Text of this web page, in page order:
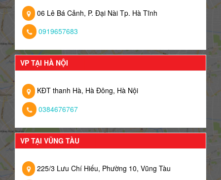
06 Lê Bá Cảnh, P. Đại Nài Tp. Hà Tĩnh
0919657683
VP TẠI HÀ NỘI
KĐT thanh Hà, Hà Đông, Hà Nội
0384676767
VP TẠI VŨNG TÀU
225/3 Lưu Chí Hiếu, Phường 10, Vũng Tàu